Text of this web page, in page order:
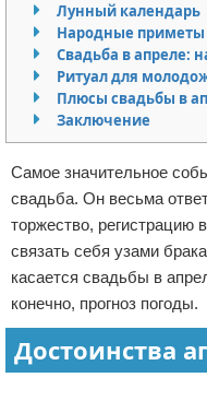
Красота
Мода
Отношения
Финансы
Сотрудничество
Размещение рекламы
Для правообладателей
Условия
Отказ от
Лунный календарь
Народные приметы
Свадьба в апреле:
Ритуал для
Плюсы свадьбы в
Заключение
Самое значительное
свадьба. Он весьма
торжество,
связать себя узами
касается свадьбы в
конечно, прогноз погоды.
Достоинства